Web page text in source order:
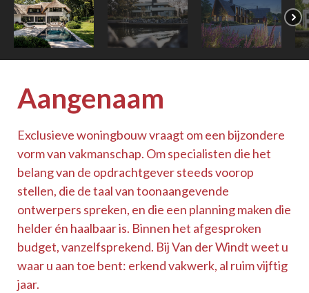
Aangenaam
Exclusieve woningbouw vraagt om een bijzondere
vorm van vakmanschap. Om specialisten die het
belang van de opdrachtgever steeds voorop
stellen, die de taal van toonaangevende
ontwerpers spreken, en die een planning maken die
helder én haalbaar is. Binnen het afgesproken
budget, vanzelfsprekend. Bij Van der Windt weet u
waar u aan toe bent: erkend vakwerk, al ruim vijftig
jaar.